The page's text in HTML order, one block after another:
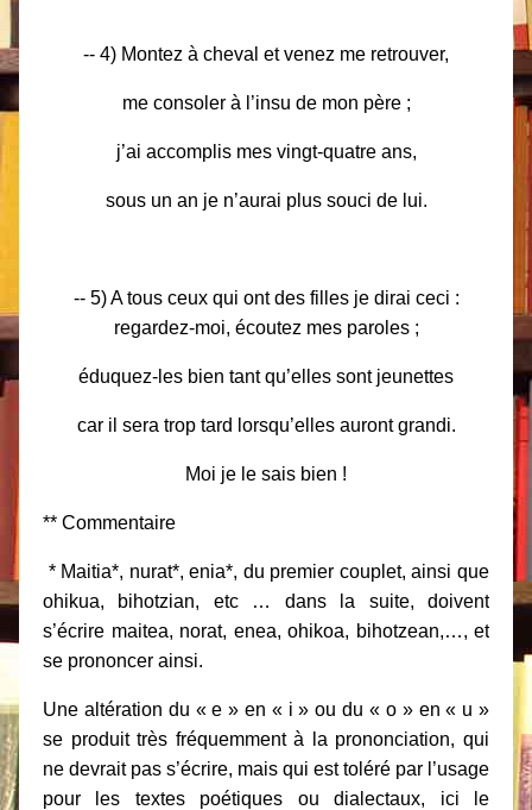
-- 4) Montez à cheval et venez me retrouver,
me consoler à l’insu de mon père ;
j’ai accomplis mes vingt-quatre ans,
sous un an je n’aurai plus souci de lui.
-- 5) A tous ceux qui ont des filles je dirai ceci :
regardez-moi, écoutez mes paroles ;
éduquez-les bien tant qu’elles sont jeunettes
car il sera trop tard lorsqu’elles auront grandi.
Moi je le sais bien !
** Commentaire
* Maitia*, nurat*, enia*, du premier couplet, ainsi que
ohikua, bihotzian, etc … dans la suite, doivent
s’écrire maitea, norat, enea, ohikoa, bihotzean,…, et
se prononcer ainsi.
Une altération du « e » en « i » ou du « o » en « u »
se produit très fréquemment à la prononciation, qui
ne devrait pas s’écrire, mais qui est toléré par l’usage
pour les textes poétiques ou dialectaux, ici le